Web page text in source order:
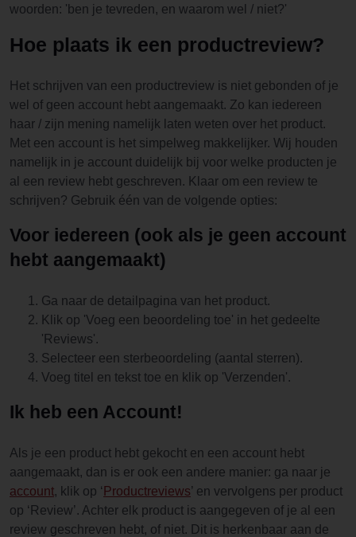
woorden: 'ben je tevreden, en waarom wel / niet?'
Hoe plaats ik een productreview?
Het schrijven van een productreview is niet gebonden of je
wel of geen account hebt aangemaakt. Zo kan iedereen
haar / zijn mening namelijk laten weten over het product.
Met een account is het simpelweg makkelijker. Wij houden
namelijk in je account duidelijk bij voor welke producten je
al een review hebt geschreven. Klaar om een review te
schrijven? Gebruik één van de volgende opties:
Voor iedereen (ook als je geen account
hebt aangemaakt)
Ga naar de detailpagina van het product.
Klik op 'Voeg een beoordeling toe' in het gedeelte
'Reviews'.
Selecteer een sterbeoordeling (aantal sterren).
Voeg titel en tekst toe en klik op 'Verzenden'.
Ik heb een Account!
Als je een product hebt gekocht en een account hebt
aangemaakt, dan is er ook een andere manier: ga naar je
account, klik op ‘ Productreviews’ en vervolgens per product
op ‘Review’. Achter elk product is aangegeven of je al een
review geschreven hebt, of niet. Dit is herkenbaar aan de